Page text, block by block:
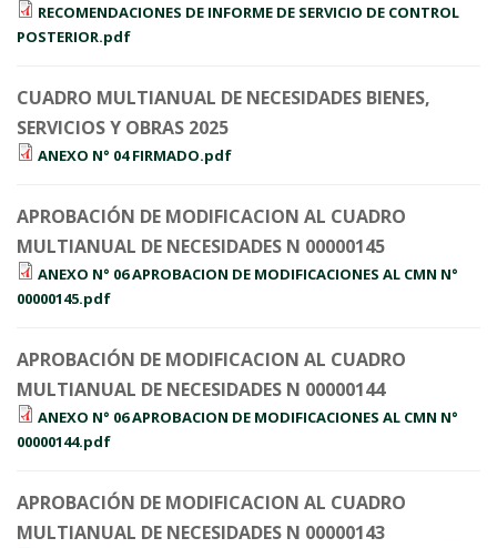
RECOMENDACIONES DE INFORME DE SERVICIO DE CONTROL
POSTERIOR.pdf
CUADRO MULTIANUAL DE NECESIDADES BIENES,
SERVICIOS Y OBRAS 2025
ANEXO N° 04 FIRMADO.pdf
APROBACIÓN DE MODIFICACION AL CUADRO
MULTIANUAL DE NECESIDADES N 00000145
ANEXO N° 06 APROBACION DE MODIFICACIONES AL CMN N°
00000145.pdf
APROBACIÓN DE MODIFICACION AL CUADRO
MULTIANUAL DE NECESIDADES N 00000144
ANEXO N° 06 APROBACION DE MODIFICACIONES AL CMN N°
00000144.pdf
APROBACIÓN DE MODIFICACION AL CUADRO
MULTIANUAL DE NECESIDADES N 00000143